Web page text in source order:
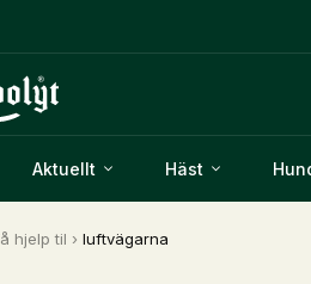
Aktuellt Häst
hjelp til › luftvägarna